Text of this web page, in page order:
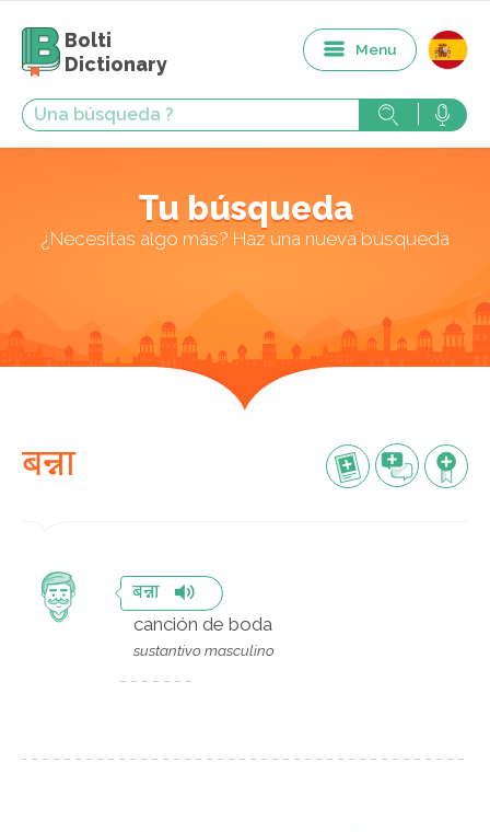
Bolti
Dictionary
Menu
Tu búsqueda
¿Necesitas algo más? Haz una nueva búsqueda
बन्ना
बन्ना
canción de boda
sustantivo masculino